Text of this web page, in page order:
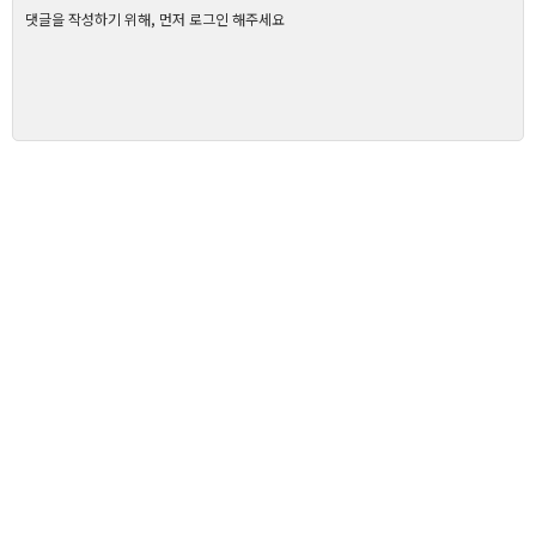
댓글을 작성하기 위해, 먼저 로그인 해주세요